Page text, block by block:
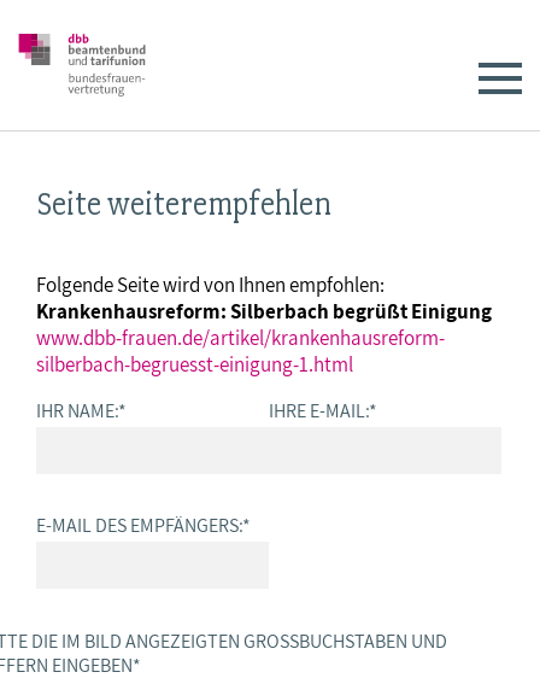
Seite weiterempfehlen
Folgende Seite wird von Ihnen empfohlen:
Krankenhausreform: Silberbach begrüßt Einigung
www.dbb-frauen.de/artikel/krankenhausreform-
silberbach-begruesst-einigung-1.html
IHR NAME:* IHRE E-MAIL:*
E-MAIL DES EMPFÄNGERS:*
DIE IM BILD ANGEZEIGTEN GROSSBUCHSTABEN UND Z
EINGEBEN *